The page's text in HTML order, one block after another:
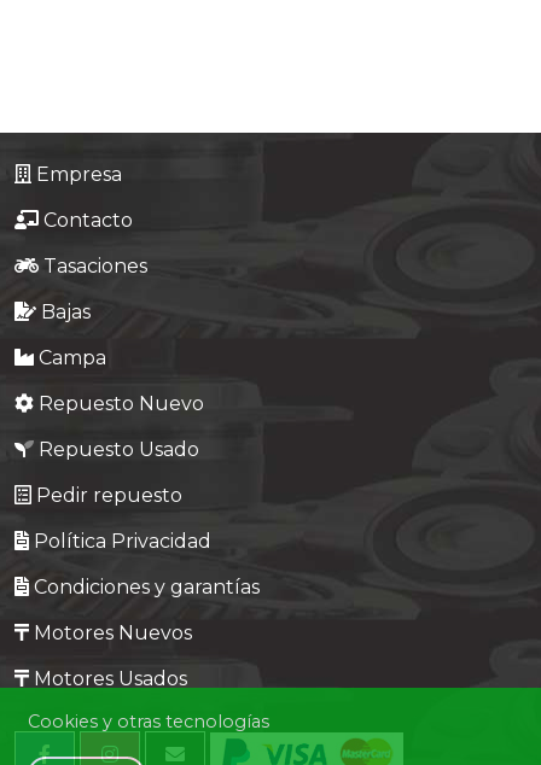
Empresa
Contacto
Tasaciones
Bajas
Campa
Repuesto Nuevo
Repuesto Usado
Pedir repuesto
Política Privacidad
Condiciones y garantías
Motores Nuevos
Motores Usados
Cookies y otras tecnologías